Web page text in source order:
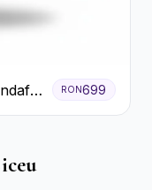
RON699